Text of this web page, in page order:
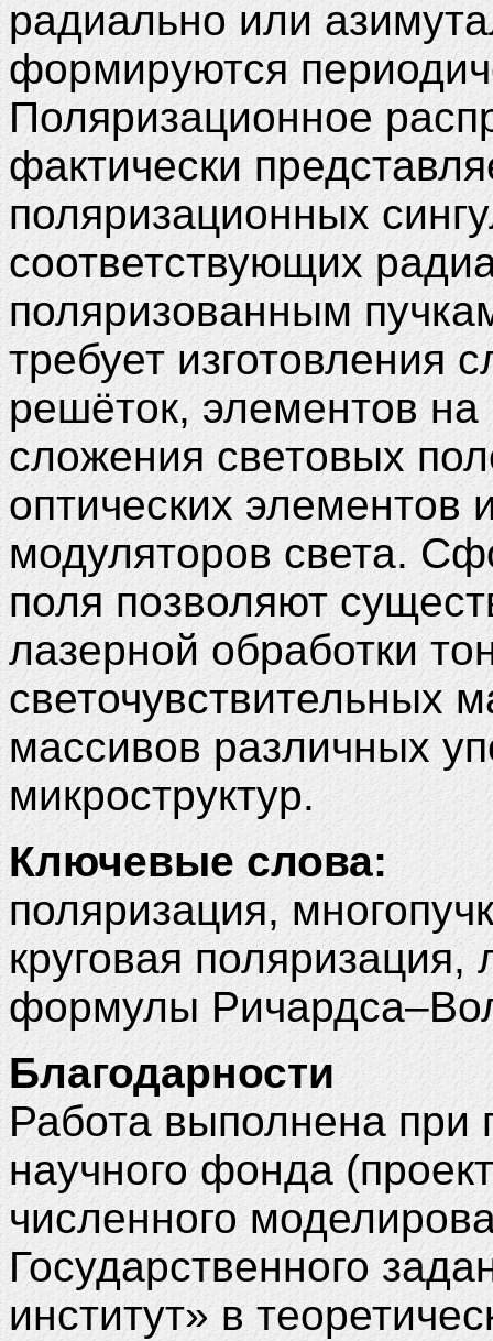
радиально или
формируются
Поляризационное
фактически
поляризационных
соответствующих
поляризованным
требует изготовления
решёток, элементов
сложения световых
оптических элементов
модуляторов света.
поля позволяют
лазерной обработки
светочувствительных
массивов различных
микроструктур.
Ключевые слова:
поляризация,
круговая
формулы
Благодарности
Работа выполнена при
научного фонда
численного
Государственного
институт» в